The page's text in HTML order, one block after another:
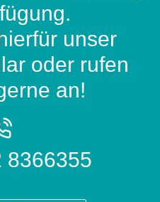
unser
oder rufen
an!
8366355